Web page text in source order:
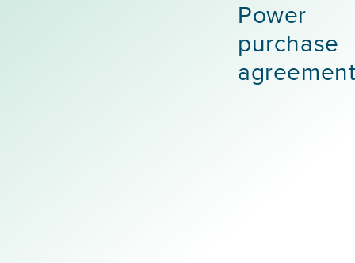
Power
purchase